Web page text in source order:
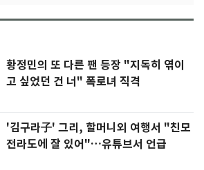
황정민의 또 다른 팬 등장 "지독히 엮이
고 싶었던 건 너" 폭로녀 직격
'김구라子' 그리, 할머니외 여행서 "친모
전라도에 잘 있어"…유튜브서 언급